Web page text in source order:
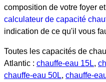
composition de votre foyer
calculateur de capacité
indication de ce qu'il vous
Toutes les capacités de
Atlantic : chauffe-eau 15L,
chauffe-eau 50L, chauffe-